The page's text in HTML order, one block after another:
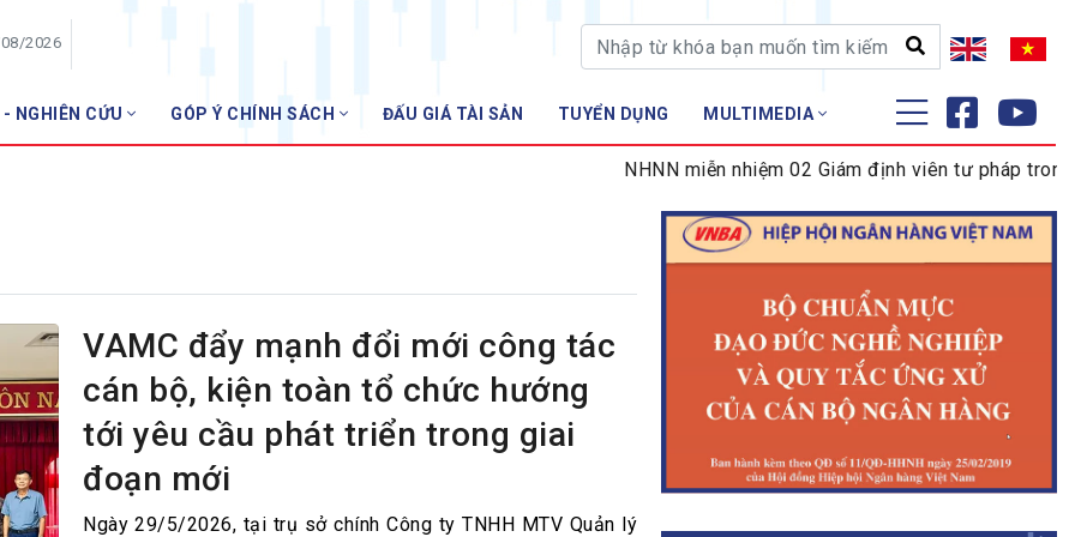
2026
NGHIÊN CỨU GÓP Ý CHÍNH SÁCH ĐẤU GIÁ TÀI SẢN TUYỂN DỤNG MULTIMEDIA
hàng
ĐÀO TẠO - NGHIÊN CỨU
Tập huấn
NHNN miễn nhiệm 02 Giám định viên tư pháp trong
VAMC đẩy mạnh đổi mới công tác
cán bộ, kiện toàn tổ chức hướng
tới yêu cầu phát triển trong giai
đoạn mới
Ngày 29/5/2026, tại trụ sở chính Công ty TNHH MTV Quản lý